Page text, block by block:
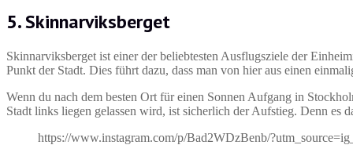
5. Skinnarviksberget
Skinnarviksberget ist einer der beliebtesten Ausflugsziele der
Punkt der Stadt. Dies führt dazu, dass man von hier aus einen
Wenn du nach dem besten Ort für einen Sonnen Aufgang in
Stadt links liegen gelassen wird, ist sicherlich der Aufstieg. Denn es
https://www.instagram.com/p/Bad2WDzBenb/